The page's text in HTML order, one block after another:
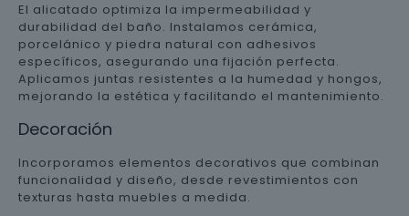
El alicatado optimiza la impermeabilidad y
durabilidad del baño. Instalamos cerámica,
porcelánico y piedra natural con adhesivos
específicos, asegurando una fijación perfecta.
Aplicamos juntas resistentes a la humedad y hongos,
mejorando la estética y facilitando el mantenimiento.
Decoración
Incorporamos elementos decorativos que combinan
funcionalidad y diseño, desde revestimientos con
texturas hasta muebles a medida.